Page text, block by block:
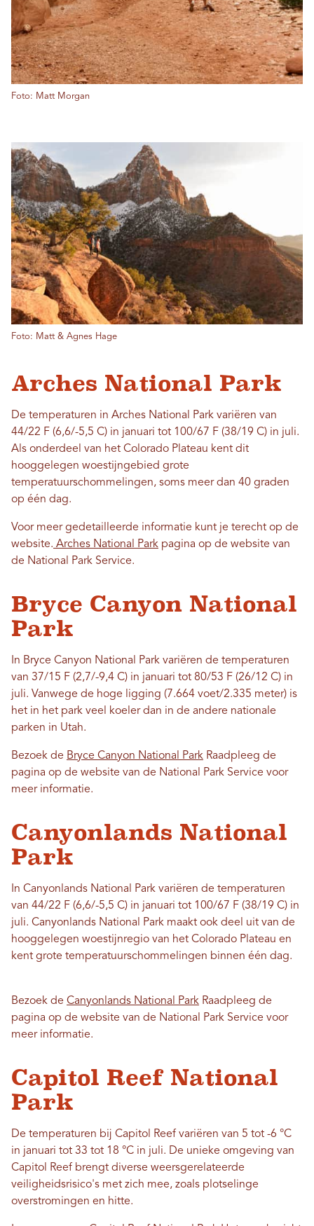
Foto: Matt Morgan
Foto: Matt & Agnes Hage
Arches National Park
De temperaturen in Arches National Park variëren van
44/22 F (6,6/-5,5 C) in januari tot 100/67 F (38/19 C) in juli.
Als onderdeel van het Colorado Plateau kent dit
hooggelegen woestijngebied grote
temperatuurschommelingen, soms meer dan 40 graden
op één dag.
Voor meer gedetailleerde informatie kunt je terecht op de
website. Arches National Park pagina op de website van
de National Park Service.
Bryce Canyon National
Park
In Bryce Canyon National Park variëren de temperaturen
van 37/15 F (2,7/-9,4 C) in januari tot 80/53 F (26/12 C) in
juli. Vanwege de hoge ligging (7.664 voet/2.335 meter) is
het in het park veel koeler dan in de andere nationale
parken in Utah.
Bezoek de Bryce Canyon National Park Raadpleeg de
pagina op de website van de National Park Service voor
meer informatie.
Canyonlands National
Park
In Canyonlands National Park variëren de temperaturen
van 44/22 F (6,6/-5,5 C) in januari tot 100/67 F (38/19 C) in
juli. Canyonlands National Park maakt ook deel uit van de
hooggelegen woestijnregio van het Colorado Plateau en
kent grote temperatuurschommelingen binnen één dag.
Bezoek de Canyonlands National Park Raadpleeg de
pagina op de website van de National Park Service voor
meer informatie.
Capitol Reef National
Park
De temperaturen bij Capitol Reef variëren van 5 tot -6 °C
in januari tot 33 tot 18 °C in juli. De unieke omgeving van
Capitol Reef brengt diverse weersgerelateerde
veiligheidsrisico's met zich mee, zoals plotselinge
overstromingen en hitte.